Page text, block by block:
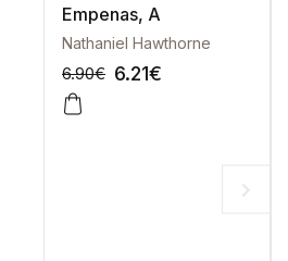
-10%
Empenas, A
Nathaniel Hawthorne
6.90€ 6.21€